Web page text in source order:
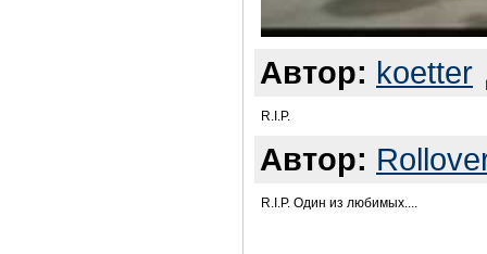
Автор: koetter
R.I.P.
Автор:
R.I.P. Один из любимых....